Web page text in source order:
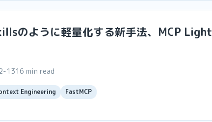
のように軽量化する新手法、MCP Light
1316 min read
Engineering FastMCP